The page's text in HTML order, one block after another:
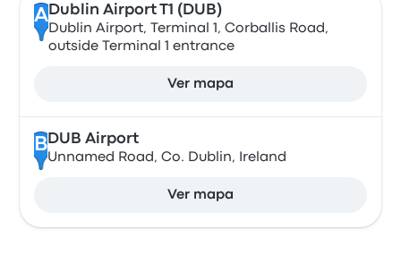
A Dublin Airport T1 (DUB)
Dublin Airport, Terminal 1, Corballis Road,
outside Terminal 1 entrance
Ver mapa
B DUB Airport
Unnamed Road, Co. Dublin, Ireland
Ver mapa